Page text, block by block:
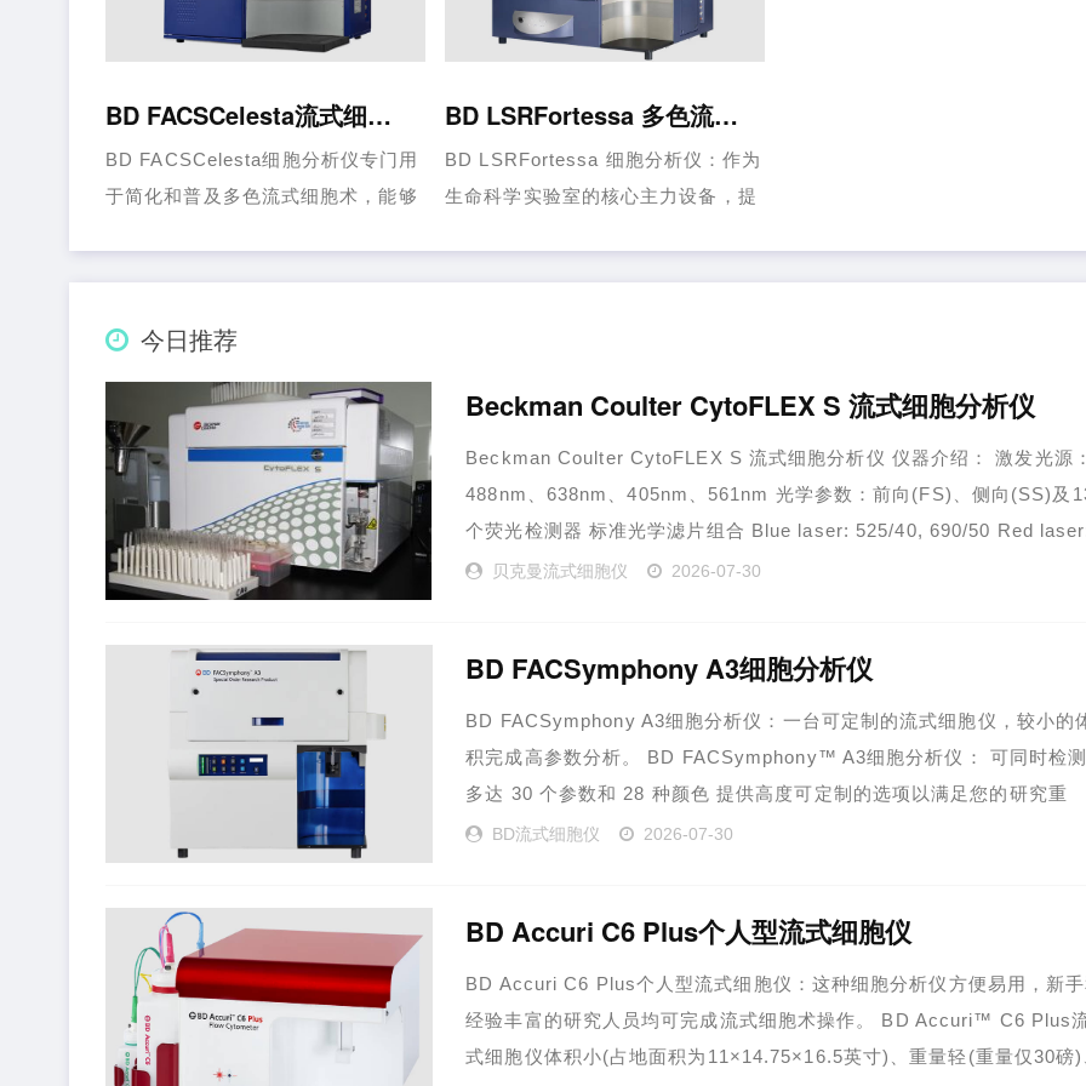
BD FACSCelesta流式细胞分析仪
BD FACSCelesta细胞分析仪专门用
于简化和普及多色流式细胞术，能够
BD LSRFortessa 多色流式细胞分析仪
BD LSRFortessa 细胞分析仪：作为
生命科学实验室的核心主力设备，提
今日推荐
Beckman Coulter CytoFLEX S 流式细胞分析仪
Beckman Coulter CytoFLEX S 流式细胞分析仪 仪器介绍： 激发光源：
488nm、638nm、405nm、561nm 光学参数：前向(FS)、侧向(SS)及
个荧光检测器 标准光学滤片组合 Blue laser: 525/40, 690/50 Red
660/20,……
贝克曼流式细胞仪 2026-07-30
BD FACSymphony A3细胞分析仪
BD FACSymphony A3细胞分析仪：一台可定制的流式细胞仪，较小的
积完成高参数分析。 BD FACSymphony™ A3细胞分析仪： 可同时检测
多达 30 个参数和 28 种颜色 提供高度可定制的选项以满足您的研究重
点，并可进行……
BD流式细胞仪 2026-07-30
BD Accuri C6 Plus个人型流式细胞仪
BD Accuri C6 Plus个人型流式细胞仪：这种细胞分析仪方便易用，新手
经验丰富的研究人员均可完成流式细胞术操作。 BD Accuri™ C6 Plus
式细胞仪体积小(占地面积为11×14.75×16.5英寸)、重量轻(重量仅30磅)